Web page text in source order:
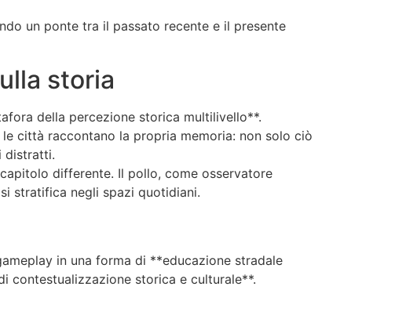
un ponte tra il passato recente e il presente
storia
della percezione storica multilivello**.
città raccontano la propria memoria: non solo ciò
distratti.
differente. Il pollo, come osservatore
stratifica negli spazi quotidiani.
in una forma di **educazione stradale
contestualizzazione storica e culturale**.